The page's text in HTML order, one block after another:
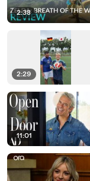
2:38
2:29
11:01